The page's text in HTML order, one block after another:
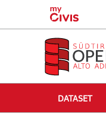
Skip to main content
DATASET